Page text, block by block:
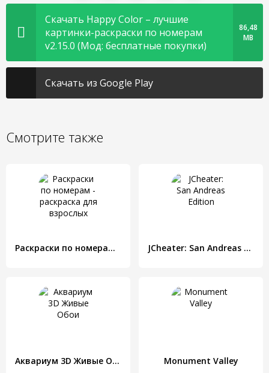
Скачать Happy Color – лучшие
картинки-раскраски по номерам
v2.15.0 (Мод: бесплатные покупки)
86,48
MB
Скачать из Google Play
Смотрите также
Раскраски по номерам - раскраска для взрослых JCheater: San Andreas Edition
Аквариум 3D Живые Обои Monument Valley